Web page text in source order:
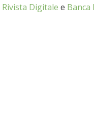
Rivista Digitale e Banca